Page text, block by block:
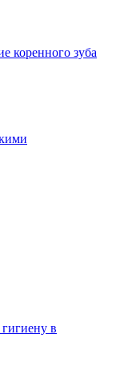
коренного зуба
в